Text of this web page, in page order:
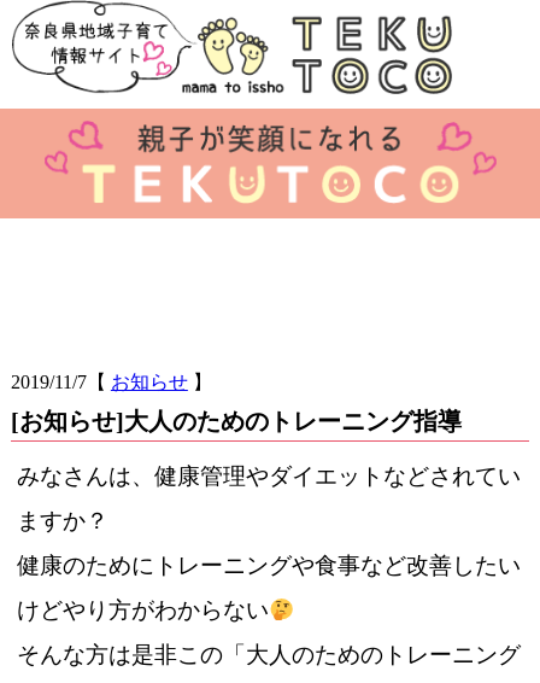
2019/11/7【 お知らせ】
[お知らせ]大人のためのトレーニング指導
みなさんは、健康管理やダイエットなどされてい
ますか？
健康のためにトレーニングや食事など改善したい
けどやり方がわからない
そんな方は是非この「大人のためのトレーニング